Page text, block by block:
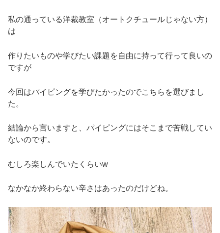
私の通っている洋裁教室（オートクチュールじゃない方）
は
作りたいものや学びたい課題を自由に持って行って良いの
ですが
今回はパイピングを学びたかったのでこちらを選びまし
た。
結論から言いますと、パイピングにはそこまで苦戦してい
ないのです。
むしろ楽しんでいたくらいw
なかなか終わらない辛さはあったのだけどね。